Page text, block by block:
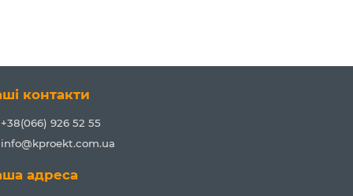
контакти
+38(066) 926 52 55
info@kproekt.com.ua
адреса